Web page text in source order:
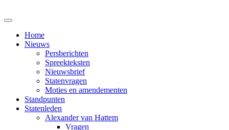
Home
Nieuws
Persberichten
Spreekteksten
Nieuwsbrief
Statenvragen
Moties en amendementen
Standpunten
Statenleden
Alexander van Hattem
Vragen